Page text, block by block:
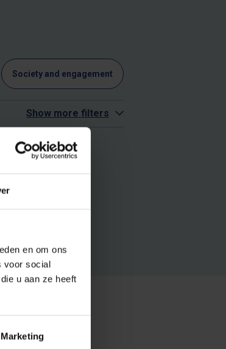
en om ons
voor social
u aan ze heeft
Marketing
Society and engagement
Show more filters